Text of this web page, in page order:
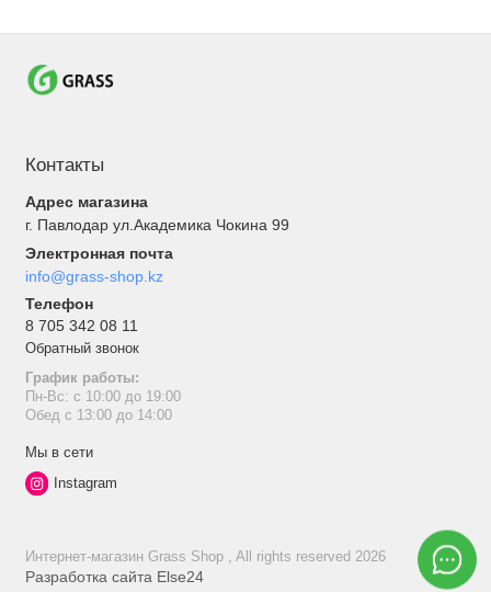
Контакты
Адрес магазина
г. Павлодар ул.Академика Чокина 99
Электронная почта
info@grass-shop.kz
Телефон
8 705 342 08 11
Обратный звонок
График работы:
Пн-Вс: с 10:00 до 19:00
Обед с 13:00 до 14:00
Мы в сети
Instagram
Интернет-магазин Grass Shop , All rights reserved 2026
Разработка сайта Else24